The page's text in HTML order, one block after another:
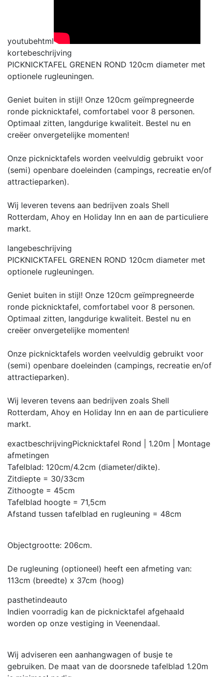
youtubehtml
kortebeschrijving
PICKNICKTAFEL GRENEN ROND 120cm diameter met
optionele rugleuningen.
Geniet buiten in stijl! Onze 120cm geïmpregneerde
ronde picknicktafel, comfortabel voor 8 personen.
Optimaal zitten, langdurige kwaliteit. Bestel nu en
creëer onvergetelijke momenten!
Onze picknicktafels worden veelvuldig gebruikt voor
(semi) openbare doeleinden (campings, recreatie en/of
attractieparken).
Wij leveren tevens aan bedrijven zoals Shell
Rotterdam, Ahoy en Holiday Inn en aan de particuliere
markt.
langebeschrijving
PICKNICKTAFEL GRENEN ROND 120cm diameter met
optionele rugleuningen.
Geniet buiten in stijl! Onze 120cm geïmpregneerde
ronde picknicktafel, comfortabel voor 8 personen.
Optimaal zitten, langdurige kwaliteit. Bestel nu en
creëer onvergetelijke momenten!
Onze picknicktafels worden veelvuldig gebruikt voor
(semi) openbare doeleinden (campings, recreatie en/of
attractieparken).
Wij leveren tevens aan bedrijven zoals Shell
Rotterdam, Ahoy en Holiday Inn en aan de particuliere
markt.
exactbeschrijvingPicknicktafel Rond | 1.20m | Montage
afmetingen
Tafelblad: 120cm/4.2cm (diameter/dikte).
Zitdiepte = 30/33cm
Zithoogte = 45cm
Tafelblad hoogte = 71,5cm
Afstand tussen tafelblad en rugleuning = 48cm
Objectgrootte: 206cm.
De rugleuning (optioneel) heeft een afmeting van:
113cm (breedte) x 37cm (hoog)
pasthetindeauto
Indien voorradig kan de picknicktafel afgehaald
worden op onze vestiging in Veenendaal.
Wij adviseren een aanhangwagen of busje te
gebruiken. De maat van de doorsnede tafelblad 1.20m